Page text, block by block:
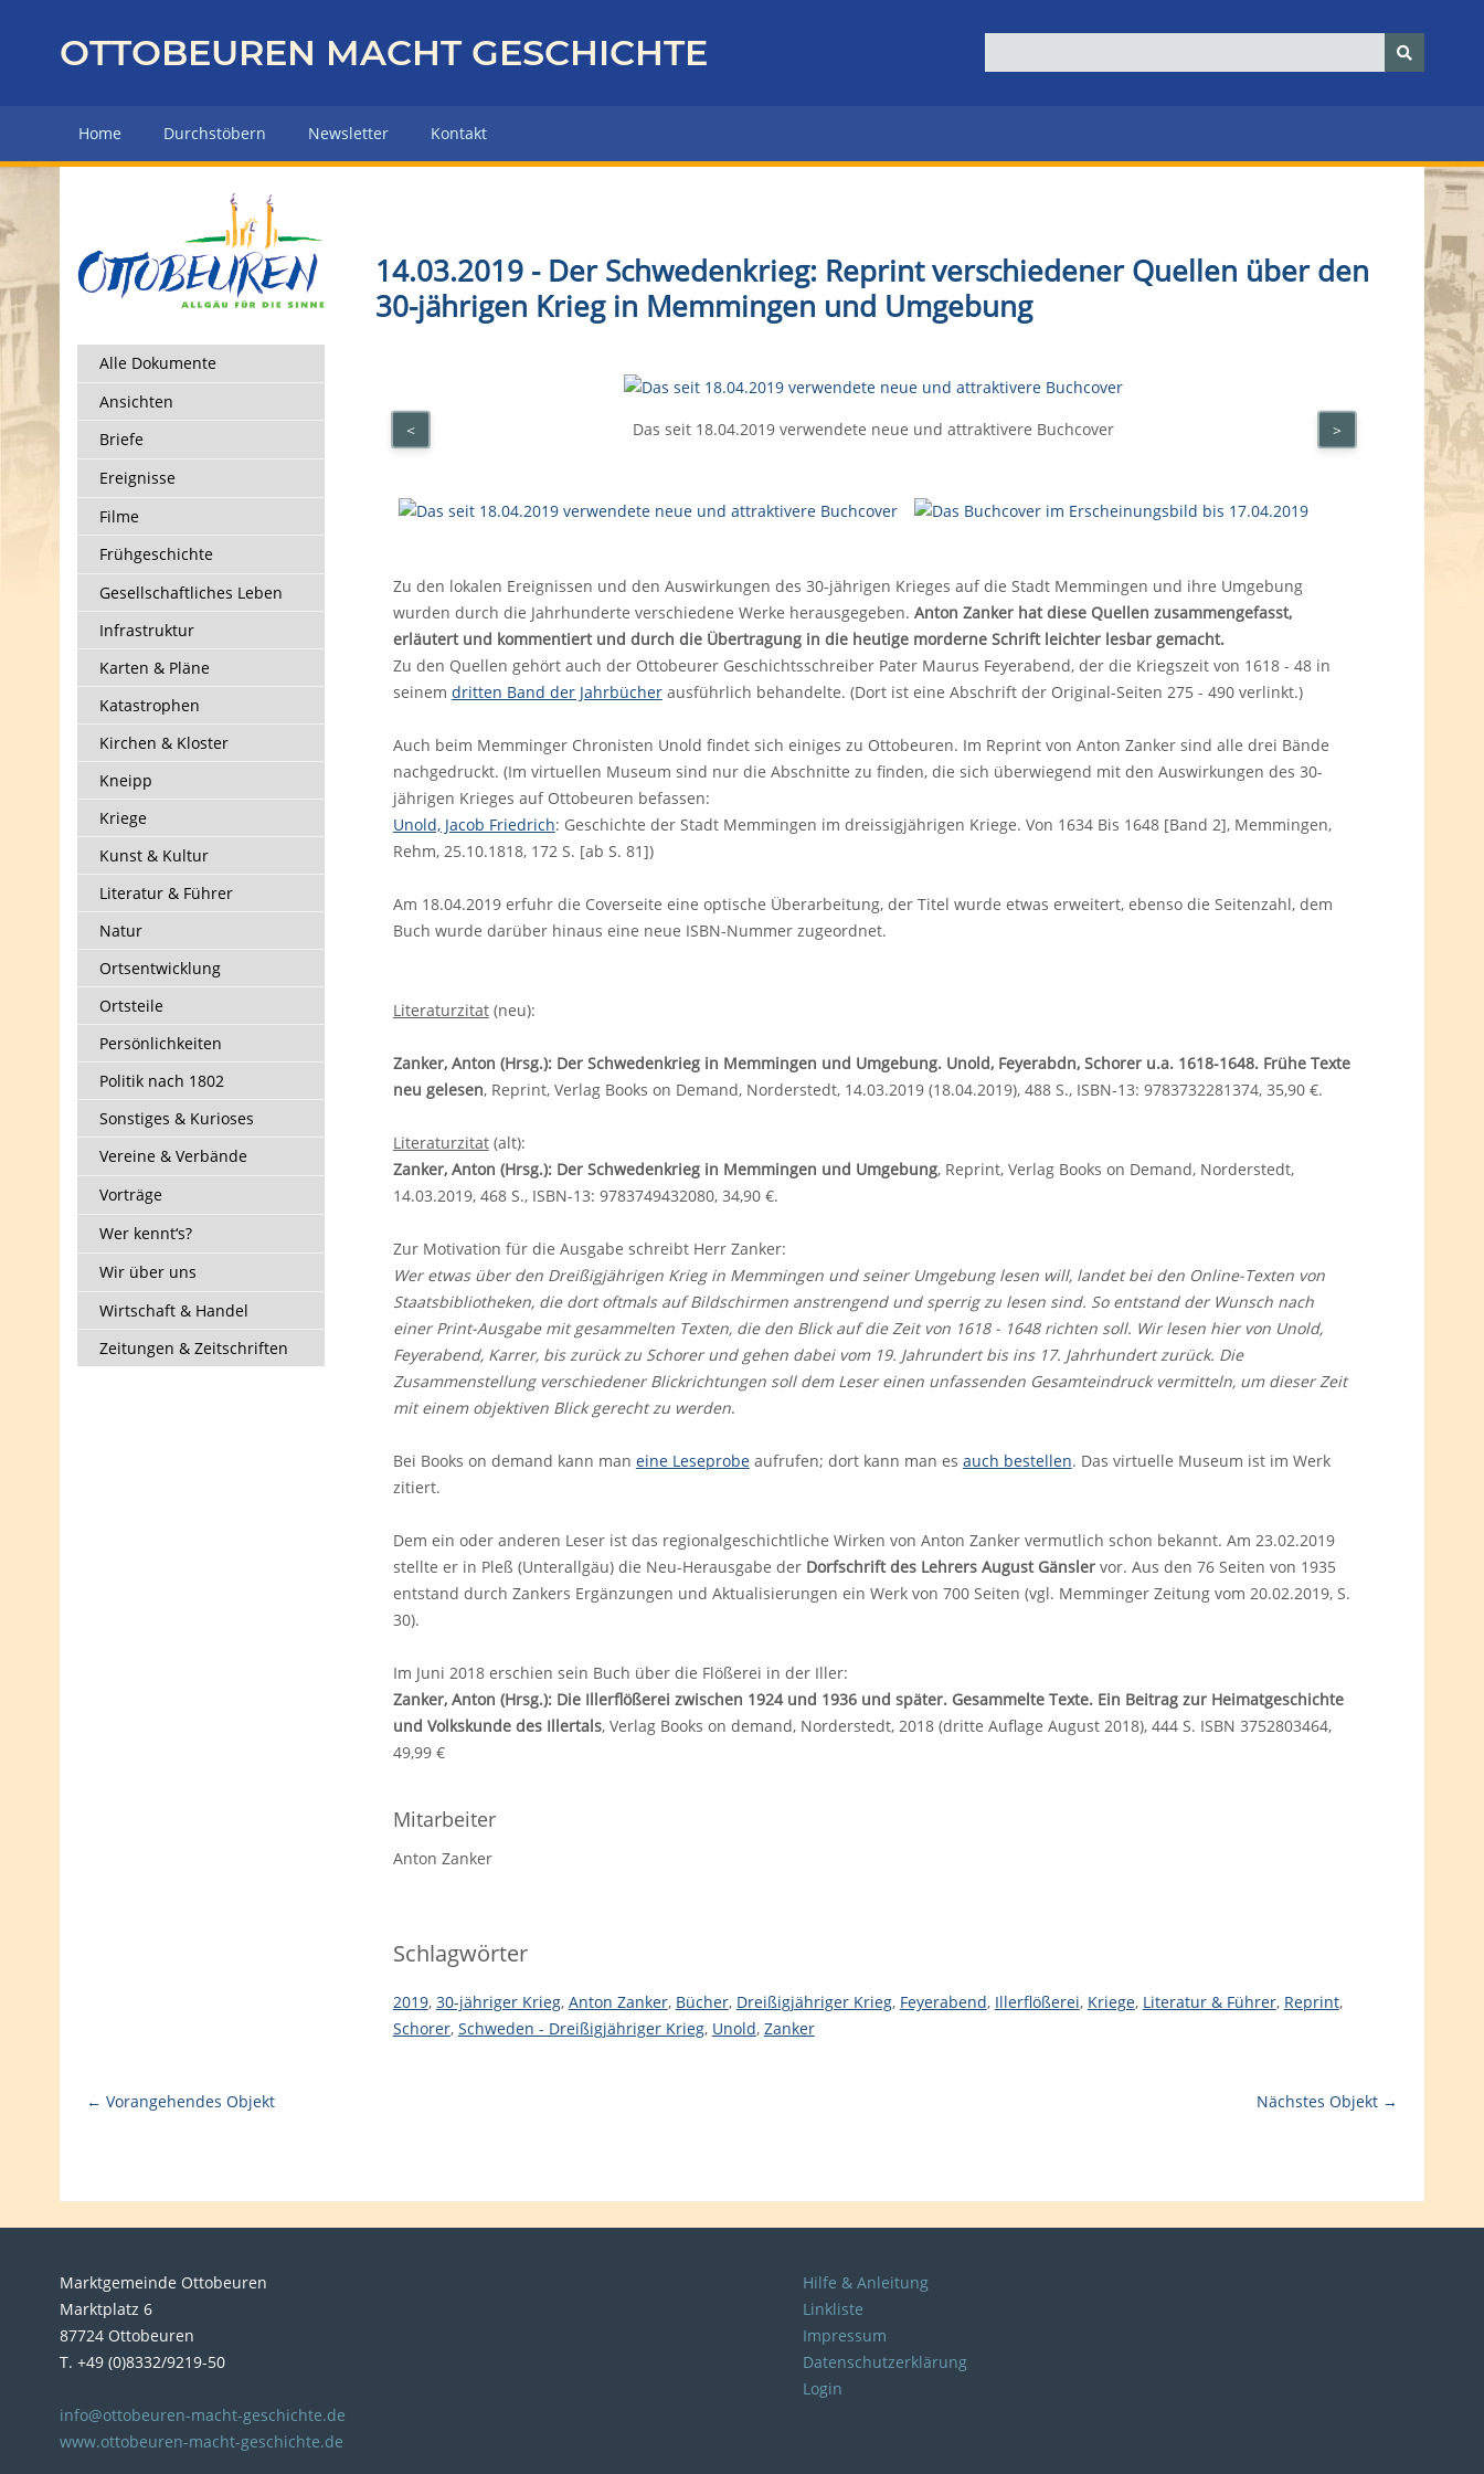
z
r
H
u
p
e
OTTOBEUREN MACHT GESCHICHTE
Home Durchstöbern Newsletter Kontakt
Alle Dokumente
Ansichten
Briefe
Ereignisse
Filme
Frühgeschichte
Gesellschaftliches Leben
Infrastruktur
Karten & Pläne
Katastrophen
Kirchen & Kloster
Kneipp
Kriege
Kunst & Kultur
Literatur & Führer
Natur
Ortsentwicklung
Ortsteile
Persönlichkeiten
Politik nach 1802
Sonstiges & Kurioses
Vereine & Verbände
Vorträge
Wer kennt‘s?
Wir über uns
Wirtschaft & Handel
Zeitungen & Zeitschriften
14.03.2019 - Der Schwedenkrieg: Reprint verschiedener Quellen über den
30-jährigen Krieg in Memmingen und Umgebung
Das seit 18.04.2019 verwendete neue und attraktivere Buchcover
< >
Zu den lokalen Ereignissen und den Auswirkungen des 30-jährigen Krieges auf die Stadt Memmingen und ihre Umgebung
wurden durch die Jahrhunderte verschiedene Werke herausgegeben. Anton Zanker hat diese Quellen zusammengefasst,
erläutert und kommentiert und durch die Übertragung in die heutige morderne Schrift leichter lesbar gemacht.
Zu den Quellen gehört auch der Ottobeurer Geschichtsschreiber Pater Maurus Feyerabend, der die Kriegszeit von 1618 - 48 in
seinem dritten Band der Jahrbücherausführlich behandelte. (Dort ist eine Abschrift der Original-Seiten 275 - 490 verlinkt.)
Auch beim Memminger Chronisten Unold findet sich einiges zu Ottobeuren. Im Reprint von Anton Zanker sind alle drei Bände
nachgedruckt. (Im virtuellen Museum sind nur die Abschnitte zu finden, die sich überwiegend mit den Auswirkungen des 30-
jährigen Krieges auf Ottobeuren befassen:
Unold, Jacob Friedrich: Geschichte der Stadt Memmingen im dreissigjährigen Kriege. Von 1634 Bis 1648 [Band 2], Memmingen,
Rehm, 25.10.1818, 172 S. [ab S. 81])
Am 18.04.2019 erfuhr die Coverseite eine optische Überarbeitung, der Titel wurde etwas erweitert, ebenso die Seitenzahl, dem
Buch wurde darüber hinaus eine neue ISBN-Nummer zugeordnet.
Literaturzitat(neu):
Zanker, Anton (Hrsg.): Der Schwedenkrieg in Memmingen und Umgebung. Unold, Feyerabdn, Schorer u.a. 1618-1648. Frühe Texte
neu gelesen, Reprint, Verlag Books on Demand, Norderstedt, 14.03.2019 (18.04.2019), 488 S., ISBN-13: 9783732281374, 35,90 €.
Literaturzitat(alt):
Zanker, Anton (Hrsg.): Der Schwedenkrieg in Memmingen und Umgebung, Reprint, Verlag Books on Demand, Norderstedt,
14.03.2019, 468 S., ISBN-13: 9783749432080, 34,90 €.
Zur Motivation für die Ausgabe schreibt Herr Zanker:
Wer etwas über den Dreißigjährigen Krieg in Memmingen und seiner Umgebung lesen will, landet bei den Online-Texten von
Staatsbibliotheken, die dort oftmals auf Bildschirmen anstrengend und sperrig zu lesen sind. So entstand der Wunsch nach
einer Print-Ausgabe mit gesammelten Texten, die den Blick auf die Zeit von 1618 - 1648 richten soll. Wir lesen hier von Unold,
Feyerabend, Karrer, bis zurück zu Schorer und gehen dabei vom 19. Jahrundert bis ins 17. Jahrhundert zurück. Die
Zusammenstellung verschiedener Blickrichtungen soll dem Leser einen unfassenden Gesamteindruck vermitteln, um dieser Zeit
mit einem objektiven Blick gerecht zu werden.
Bei Books on demand kann man eine Leseprobeaufrufen; dort kann man es auch bestellen. Das virtuelle Museum ist im Werk
zitiert.
Dem ein oder anderen Leser ist das regionalgeschichtliche Wirken von Anton Zanker vermutlich schon bekannt. Am 23.02.2019
stellte er in Pleß (Unterallgäu) die Neu-Herausgabe der Dorfschrift des Lehrers August Gänslervor. Aus den 76 Seiten von 1935
entstand durch Zankers Ergänzungen und Aktualisierungen ein Werk von 700 Seiten (vgl. Memminger Zeitung vom 20.02.2019, S.
30).
Im Juni 2018 erschien sein Buch über die Flößerei in der Iller:
Zanker, Anton (Hrsg.): Die Illerflößerei zwischen 1924 und 1936 und später. Gesammelte Texte. Ein Beitrag zur Heimatgeschichte
und Volkskunde des Illertals, Verlag Books on demand, Norderstedt, 2018 (dritte Auflage August 2018), 444 S. ISBN 3752803464,
49,99 €
Mitarbeiter
Anton Zanker
Schlagwörter
2019, 30-jähriger Krieg, Anton Zanker, Bücher, Dreißigjähriger Krieg, Feyerabend, Illerflößerei, Kriege, Literatur & Führer, Reprint,
Schorer, Schweden - Dreißigjähriger Krieg, Unold, Zanker
← Vorangehendes Objekt Nächstes Objekt →
Marktgemeinde Ottobeuren
Marktplatz 6
87724 Ottobeuren
T. +49 (0)8332/9219-50
info@ottobeuren-macht-geschichte.de
www.ottobeuren-macht-geschichte.de
Hilfe & Anleitung
Linkliste
Impressum
Datenschutzerklärung
Login